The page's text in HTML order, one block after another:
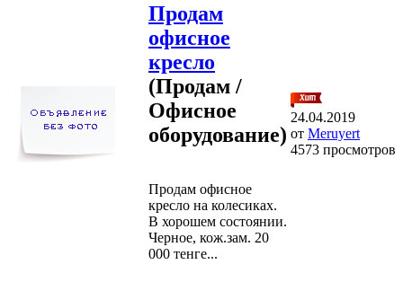
Продам
офисное
кресло
(Продам /
Офисное
оборудование)
Продам офисное
кресло на колесиках.
В хорошем состоянии.
Черное, кож.зам. 20
000 тенге...
24.04.2019
от Meruyert
4573 просмотров